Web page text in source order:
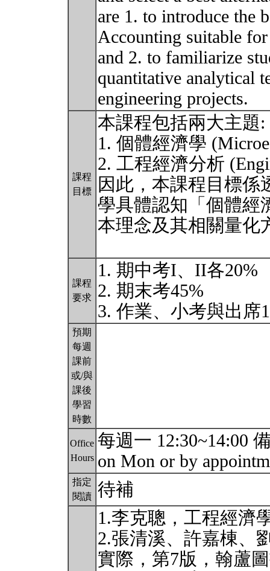
are 1. to introduce the
Accounting suitable
and 2. to familiarize
quantitative analytical
engineering projects.
課程
目標
本課程包括兩大主題:
1. 個體經濟學
2. 工程經濟分析
因此，本課程目標係
學具體認知「個體經
本理念及其相關量化
課程
要求
1. 期中考I、II各20%
2. 期末考45%
3. 作業、小考與出席
預期
每週
課前
或/與
課後
學習
時數
Office
Hours
每週一 12:30~14:00
on Mon or by
指定
閱讀 待補
1.李克聰，工程經濟
2.張清溪、許嘉棟、
實際，第7版，翰蘆